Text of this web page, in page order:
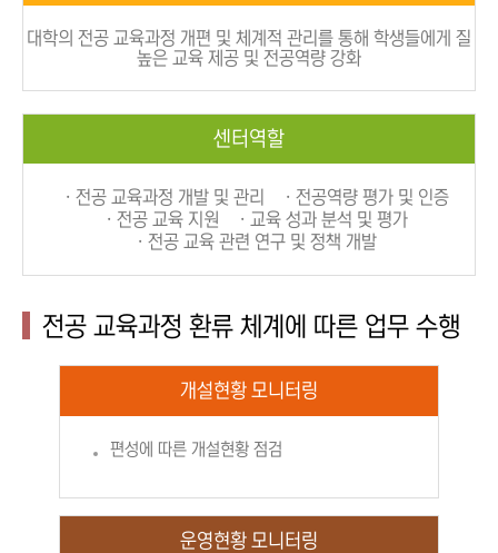
대학의 전공 교육과정 개편 및 체계적 관리를 통해 학생들에게 질
높은 교육 제공 및 전공역량 강화
센터역할
ㆍ전공 교육과정 개발 및 관리
ㆍ전공역량 평가 및 인증
ㆍ전공 교육 지원
ㆍ교육 성과 분석 및 평가
ㆍ전공 교육 관련 연구 및 정책 개발
전공 교육과정 환류 체계에 따른 업무 수행
개설현황 모니터링
편성에 따른 개설현황 점검
운영현황 모니터링